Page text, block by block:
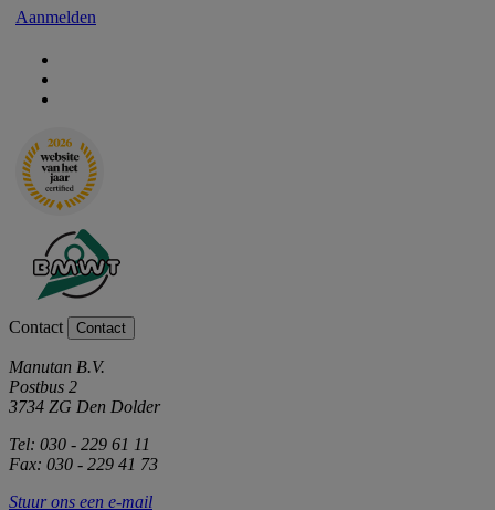
Aanmelden
Contact Contact
Manutan B.V.
Postbus 2
3734 ZG Den Dolder
Tel: 030 - 229 61 11
Fax: 030 - 229 41 73
Stuur ons een e-mail